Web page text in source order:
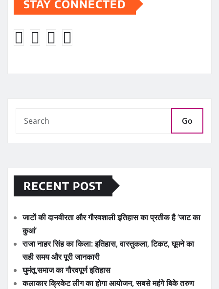
STAY CONNECTED
Go
RECENT POST
जाटों की दानवीरता और गौरवशाली इतिहास का प्रतीक है ‘जाट का
कुआं’
राजा नाहर सिंह का किला: इतिहास, वास्तुकला, टिकट, घूमने का
सही समय और पूरी जानकारी
घुमंतू समाज का गौरवपूर्ण इतिहास
कलाकार क्रिकेट लीग का होगा आयोजन, सबसे महंगे बिके तरुण